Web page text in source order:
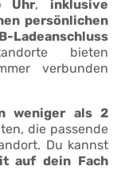
Uhr, inklusive
persönlichen
Ladeanschluss
bieten
verbunden
weniger als 2
die passende
Du kannst
auf dein Fach